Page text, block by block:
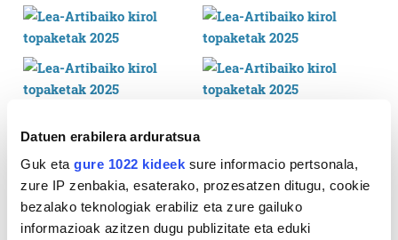
Datuen erabilera arduratsua
Guk eta gure 1022 kideek sure informacio pertsonala,
zure IP zenbakia, esaterako, prozesatzen ditugu, cookie
bezalako teknologiak erabiliz eta zure gailuko
informazioak azitzen dugu publizitate eta eduki